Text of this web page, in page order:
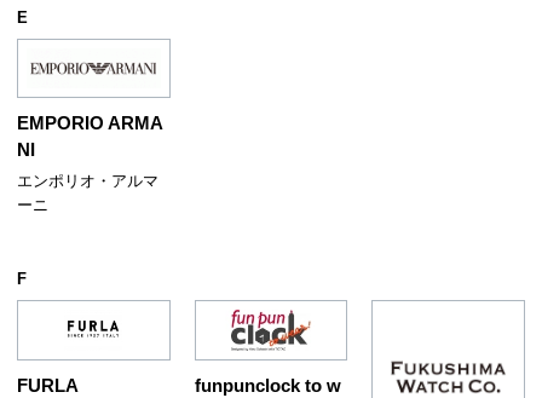
E
EMPORIO ARMA
NI
エンポリオ・アルマ
ーニ
F
FURLA
funpunclock to w